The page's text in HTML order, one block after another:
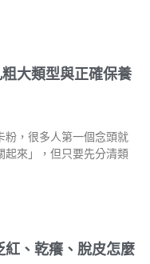
大類型與正確保養
粉，很多人第一個念頭就
起來」，但只要先分清類
、乾癢、脫皮怎麼